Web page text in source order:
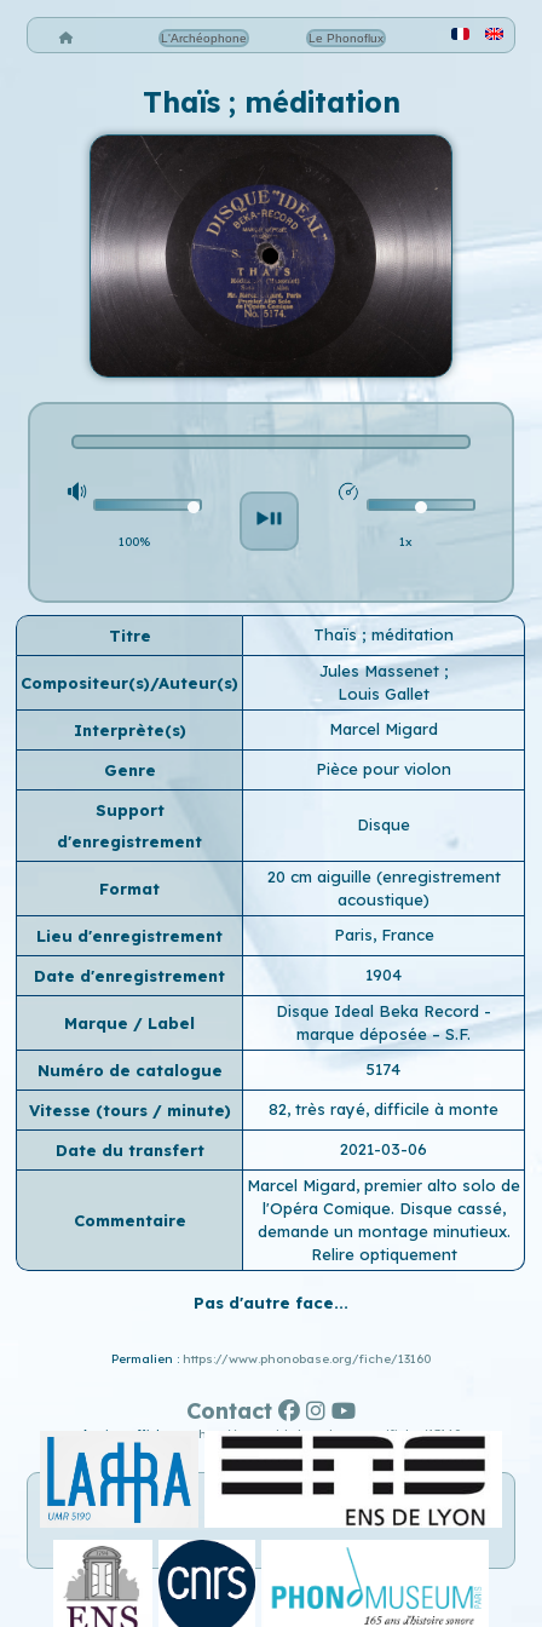
L'Archéophone Le Phonoflux
Thaïs ; méditation
100% 1x
Titre Thaïs ; méditation
Compositeur(s)/Auteur(s)
Jules Massenet ;
Louis Gallet
Interprète(s)
Marcel Migard
Genre Pièce pour violon
Support
d'enregistrement
Disque
Format
20 cm aiguille (enregistrement
acoustique)
Lieu d'enregistrement
Paris, France
Date d'enregistrement 1904
Marque / Label
Disque Ideal Beka Record -
marque déposée – S.F.
Numéro de catalogue
5174
Vitesse (tours / minute) 82, très rayé, difficile à monte
Date du transfert 2021-03-06
Commentaire
Marcel Migard, premier alto solo de
l'Opéra Comique. Disque cassé,
demande un montage minutieux.
Relire optiquement
Pas d'autre face...
Permalien : https://www.phonobase.org/fiche/13160
Ancien affichage : http://www.old.phonobase.org/fiche/13160
Contact